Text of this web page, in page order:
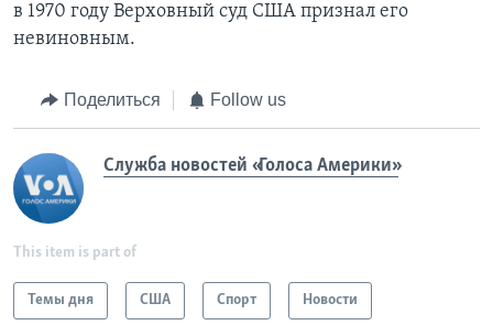
в 1970 году Верховный суд США признал его
невиновным.
Поделиться Follow us
Служба новостей «Голоса Америки»
This item is part of
Темы дня США Спорт Новости